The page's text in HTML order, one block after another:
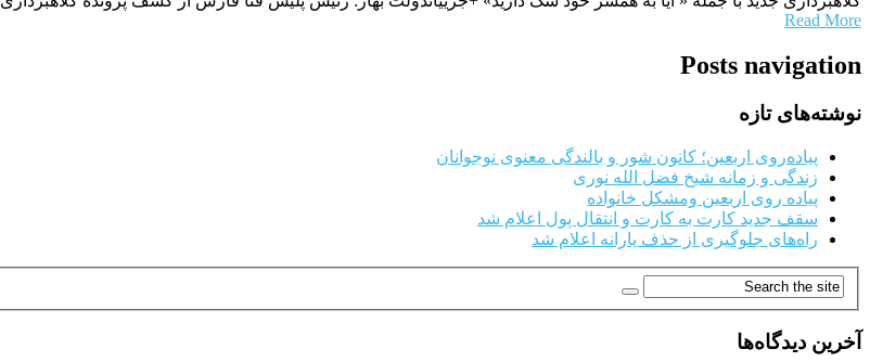
Read More
Posts navigation
نوشته‌های تازه
پیاده‌روی اربعین؛ کانون شور و بالندگی معنوی نوجوانان
زندگی و زمانه شیخ فضل الله نوری
پیاده روی اربعین ومشکل خانواده
سقف جدید کارت به کارت و انتقال پول اعلام شد
راه‌های جلوگیری از حذف یارانه اعلام شد
آخرین دیدگاه‌ها